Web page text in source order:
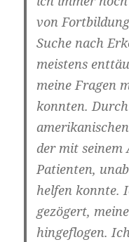
von
Suche nach
meistens
meine Fragen
konnten.
der mit seinem
Patienten,
helfen konnte.
gezögert,
hingeflogen.